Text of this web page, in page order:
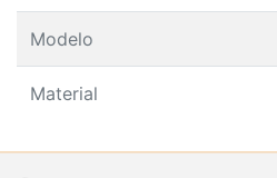
Modelo
Material